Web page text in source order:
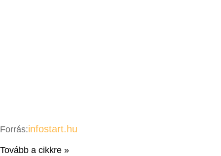
Forrás:infostart.hu
Tovább a cikkre »